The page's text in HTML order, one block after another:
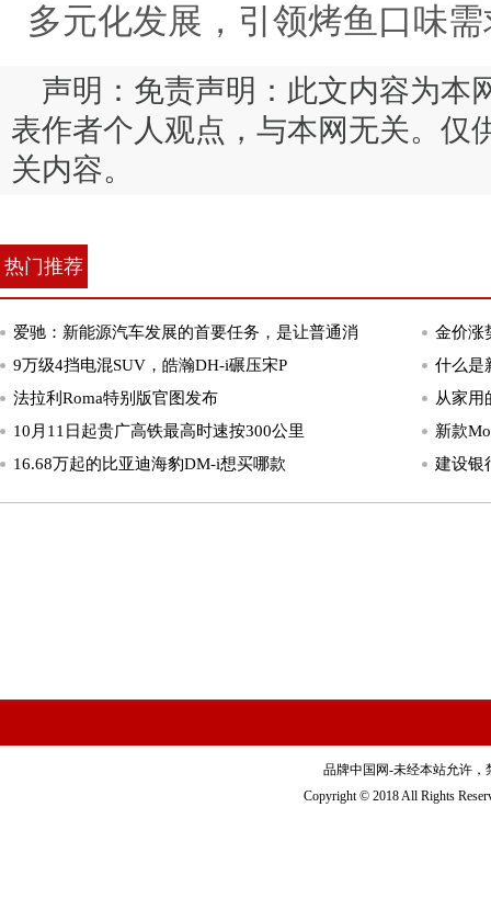
多元化发展，引领烤鱼口味
声明：免责声明：此文内容为本
表作者个人观点，与本网无关。仅
关内容。
热门推荐
爱驰：新能源汽车发展的首要任务，是让普通消
金价涨
9万级4挡电混SUV，皓瀚DH-i碾压宋P
什么是
法拉利Roma特别版官图发布
从家用
10月11日起贵广高铁最高时速按300公里
新款
16.68万起的比亚迪海豹DM-i想买哪款
建设银
品牌中国网-未经本站允许，
Copyright © 2018 All Rights